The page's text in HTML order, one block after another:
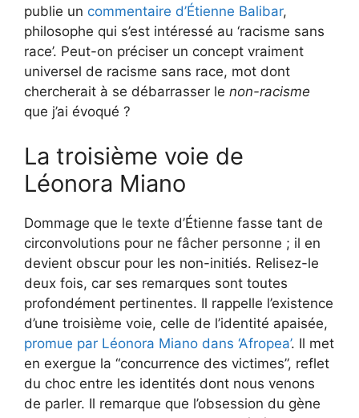
publie un commentaire d’Étienne Balibar,
philosophe qui s’est intéressé au ‘racisme sans
race’. Peut-on préciser un concept vraiment
universel de racisme sans race, mot dont
chercherait à se débarrasser le non-racisme
que j’ai évoqué ?
La troisième voie de
Léonora Miano
Dommage que le texte d’Étienne fasse tant de
circonvolutions pour ne fâcher personne ; il en
devient obscur pour les non-initiés. Relisez-le
deux fois, car ses remarques sont toutes
profondément pertinentes. Il rappelle l’existence
d’une troisième voie, celle de l’identité apaisée,
promue par Léonora Miano dans ‘Afropea’. Il met
en exergue la “concurrence des victimes”, reflet
du choc entre les identités dont nous venons
de parler. Il remarque que l’obsession du gène